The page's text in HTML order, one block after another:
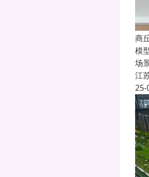
商
模
场
江
25-